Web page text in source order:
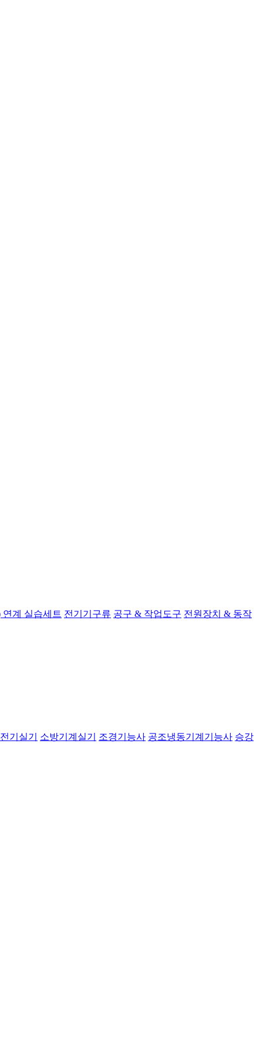
계 실습세트 전기기구류 공구 & 작업도구 전원장치 & 동작
기실기 소방기계실기 조경기능사 공조냉동기계기능사 승강